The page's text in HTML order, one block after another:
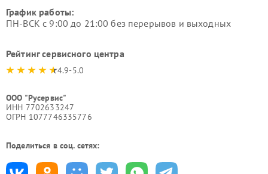
График работы:
ПН-ВСК с 9:00 до 21:00 без перерывов и выходных
Рейтинг сервисного центра
4.9-5.0
ООО "Русервис"
ИНН 7702633247
ОГРН 1077746335776
Поделиться в соц. сетях: